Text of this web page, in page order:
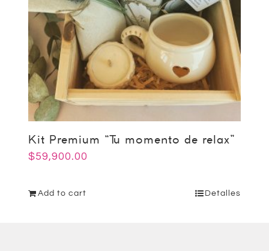
Kit Premium “Tu momento de relax”
$59,900.00
Add to cart Detalles